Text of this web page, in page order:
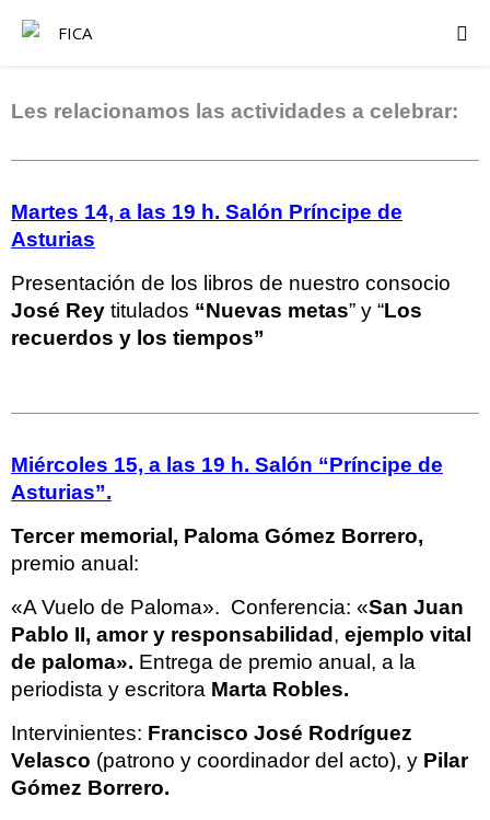
Les relacionamos las actividades a celebrar:
Martes 14, a las 19 h. Salón Príncipe de
Asturias
Presentación de los libros de nuestro consocio
José Rey titulados “Nuevas metas” y “Los
recuerdos y los tiempos”
Miércoles 15, a las 19 h. Salón “Príncipe de
Asturias”.
Tercer memorial, Paloma Gómez Borrero,
premio anual:
«A Vuelo de Paloma». Conferencia: «San Juan
Pablo II, amor y responsabilidad , ejemplo vital
de paloma». Entrega de premio anual, a la
periodista y escritora Marta Robles.
Intervinientes: Francisco José Rodríguez
Velasco (patrono y coordinador del acto), y Pilar
Gómez Borrero.